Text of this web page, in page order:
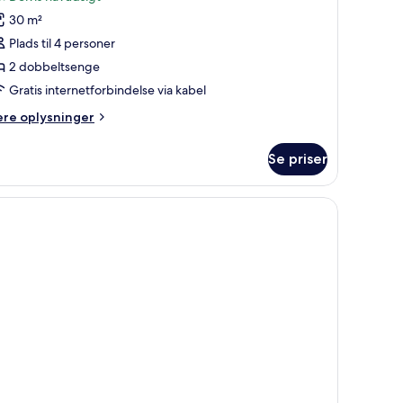
30 m²
Plads til 4 personer
2 dobbeltsenge
Gratis internetforbindelse via kabel
oplysninger
Se priser